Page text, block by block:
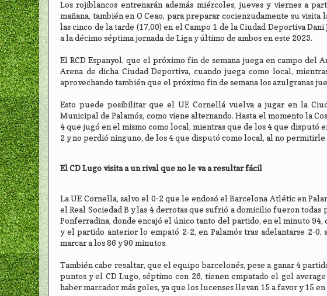
Los rojiblancos entrenarán además miércoles, jueves y viernes a
mañana, también en O Ceao, para preparar cocienzudamente su
las cinco de la tarde (17,00) en el Campo 1 de la Ciudad Deportiva
a la décimo séptima jornada de Liga y último de ambos en este 2023.
El RCD Espanyol, que el próximo fin de semana juega en campo del
Arena de dicha Ciudad Deportiva, cuando juega como local,
aprovechando también que el próximo fin de semana los azulgranas
Esto puede posibilitar que el UE Cornellá vuelva a jugar en la
Municipal de Palamós, como viene alternando. Hasta el momento la
4 que jugó en el mismo como local, mientras que de los 4 que disputó
2 y no perdió ninguno, de los 4 que disputó como local, al no permitirle
El CD Lugo visita a un rival que no le va a resultar fácil
La UE Cornella, salvo el 0-2 que le endosó el Barcelona Atlétic en
el Real Sociedad B y las 4 derrotas que sufrió a domicilio fueron todas
Ponferradina, donde encajó el único tanto del partido, en el minuto
y el partido anterior lo empató 2-2, en Palamós tras adelantarse 2-
marcar a los 86 y 90 minutos.
También cabe resaltar, que el equipo barcelonés, pese a ganar 4
puntos y el CD Lugo, séptimo con 26, tienen empatado el gol
haber marcador más goles, ya que los lucenses llevan 15 a favor y 15